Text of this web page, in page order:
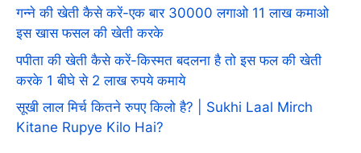
गन्ने की खेती कैसे करें-एक बार 30000 लगाओ 11 लाख कमाओ
इस खास फसल की खेती करके
पपीता की खेती कैसे करें-किस्मत बदलना है तो इस फल की खेती
करके 1 बीघे से 2 लाख रुपये कमाये
सूखी लाल मिर्च कितने रुपए किलो है? | Sukhi Laal Mirch
Kitane Rupye Kilo Hai?